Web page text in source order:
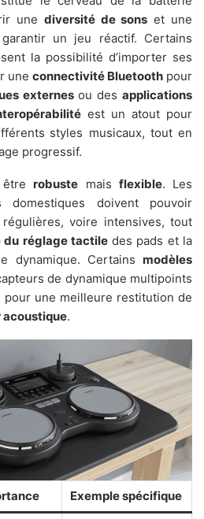
une diversité de sons et une
un jeu réactif. Certains
la possibilité d’importer ses
une connectivité Bluetooth pour
externesou desapplications
est un atout pour
styles musicaux, tout en
progressif.
robuste mais flexible. Les
domestiques doivent pouvoir
voire intensives, tout
du réglage tactiledes pads et la
dynamique. Certains modèles
de dynamique multipoints
une meilleure restitution de
acoustique.
Exemple spécifique